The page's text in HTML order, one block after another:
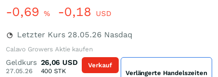
-0,69 % -0,18 USD
Letzter Kurs 28.05.26 Nasdaq
Calavo Growers Aktie kaufen
Geldkurs
27.05.26
26,06 USD
400 STK
Verkauf
Verlängerte Handelszeiten